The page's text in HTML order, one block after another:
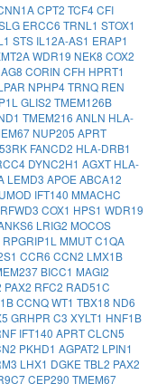
CPT2 TCF4CFI
ERCC6 TRNL1 STOX1
STS IL12A-AS1 ERAP1
WDR19 NEK8 COX2
CORIN CFH HPRT1
NPHP4TRNQ REN
GLIS2 TMEM126B
TMEM216 ANLN HLA-
NUP205 APRT
FANCD2 HLA-DRB1
DYNC2H1 AGXT HLA-
LEMD3 APOE ABCA12
UMOD IFT140 MMACHC
RFWD3 COX1 HPS1 WDR19
LRIG2 MOCOS
RPGRIP1L MMUTC1QA
CCR6 CCN2 LMX1B
BICC1 MAGI2
PAX2 RFC2 RAD51C
CCNQWT1 TBX18 ND6
GRHPR C3 XYLT1 HNF1B
IFT140 APRTCLCN5
PKHD1 AGPAT2 LPIN1
LHX1 DGKE TBL2 PAX2
CEP290 TMEM67